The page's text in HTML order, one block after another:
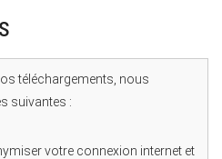
téléchargements, nous
suivantes :
votre connexion internet et